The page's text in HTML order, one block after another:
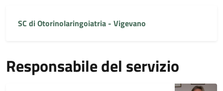
SC di Otorinolaringoiatria - Vigevano
Responsabile del servizio